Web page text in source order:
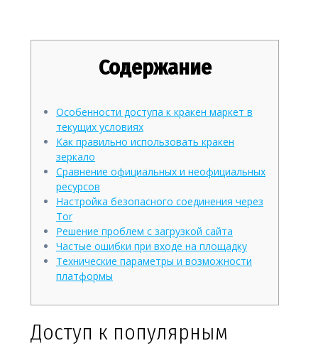
Содержание
Особенности доступа к кракен маркет в
текущих условиях
Как правильно использовать кракен
зеркало
Сравнение официальных и неофициальных
ресурсов
Настройка безопасного соединения через
Tor
Решение проблем с загрузкой сайта
Частые ошибки при входе на площадку
Технические параметры и возможности
платформы
Доступ к популярным